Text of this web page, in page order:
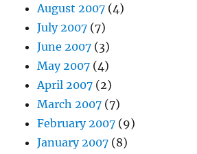
August 2007 (4)
July 2007 (7)
June 2007 (3)
May 2007 (4)
April 2007 (2)
March 2007 (7)
February 2007 (9)
January 2007 (8)